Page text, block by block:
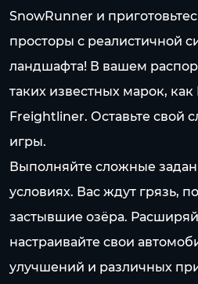
SnowRunner и
просторы с реалистичной
ландшафта! В вашем
таких известных марок,
Freightliner. Оставьте свой
игры.
Выполняйте сложные
условиях. Вас ждут грязь,
застывшие озёра.
настраивайте свои
улучшений и различных